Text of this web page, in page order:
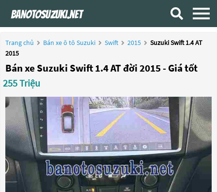
Trang chủ Bán xe ô tô Suzuki Swift 2015
Suzuki Swift 1.4 AT
2015
Bán xe Suzuki Swift 1.4 AT đời 2015 - Giá tốt
255 Triệu